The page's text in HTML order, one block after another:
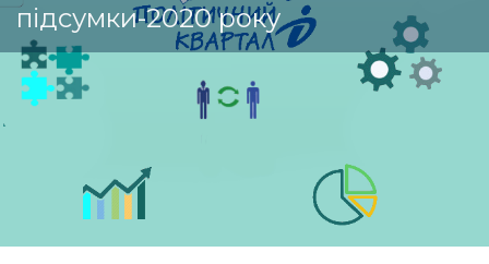
підсумки-2020 року